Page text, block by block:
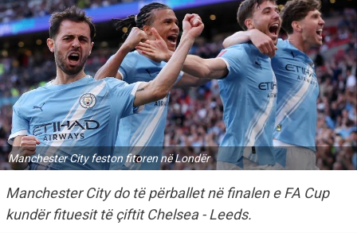
Manchester City feston fitoren në Londër
Manchester City do të përballet në finalen e FA Cup
kundër fituesit të çiftit Chelsea - Leeds.